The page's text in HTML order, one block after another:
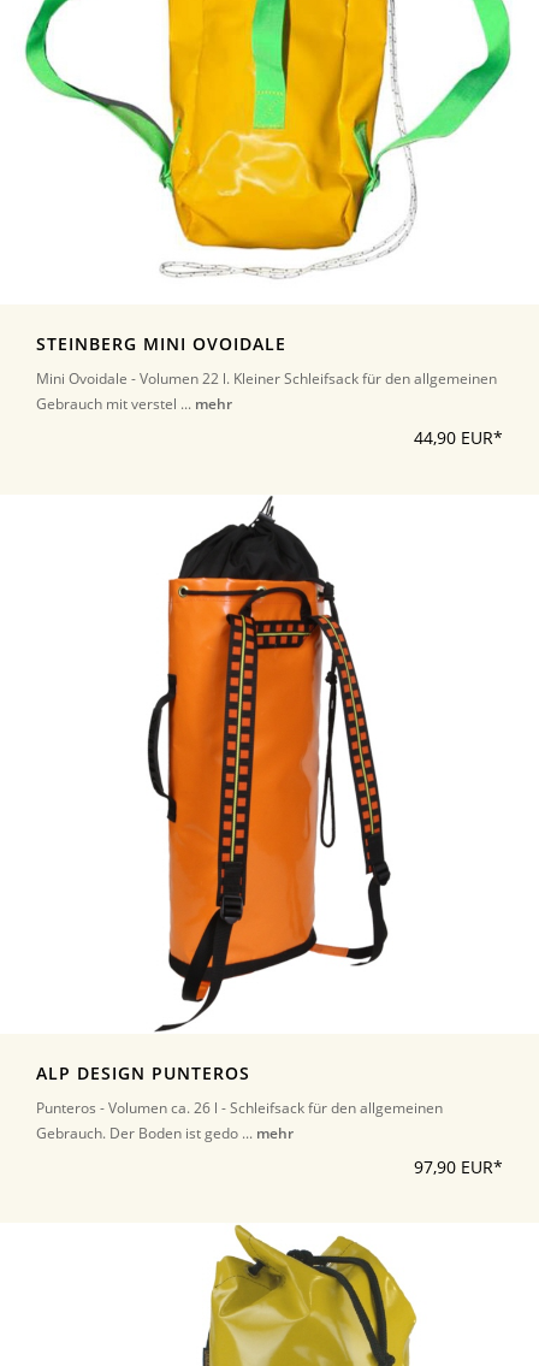
STEINBERG MINI OVOIDALE
Mini Ovoidale - Volumen 22 l. Kleiner Schleifsack für den allgemeinen
Gebrauch mit verstel ... mehr
44,90 EUR*
ALP DESIGN PUNTEROS
Punteros - Volumen ca. 26 l - Schleifsack für den allgemeinen
Gebrauch. Der Boden ist gedo ... mehr
97,90 EUR*